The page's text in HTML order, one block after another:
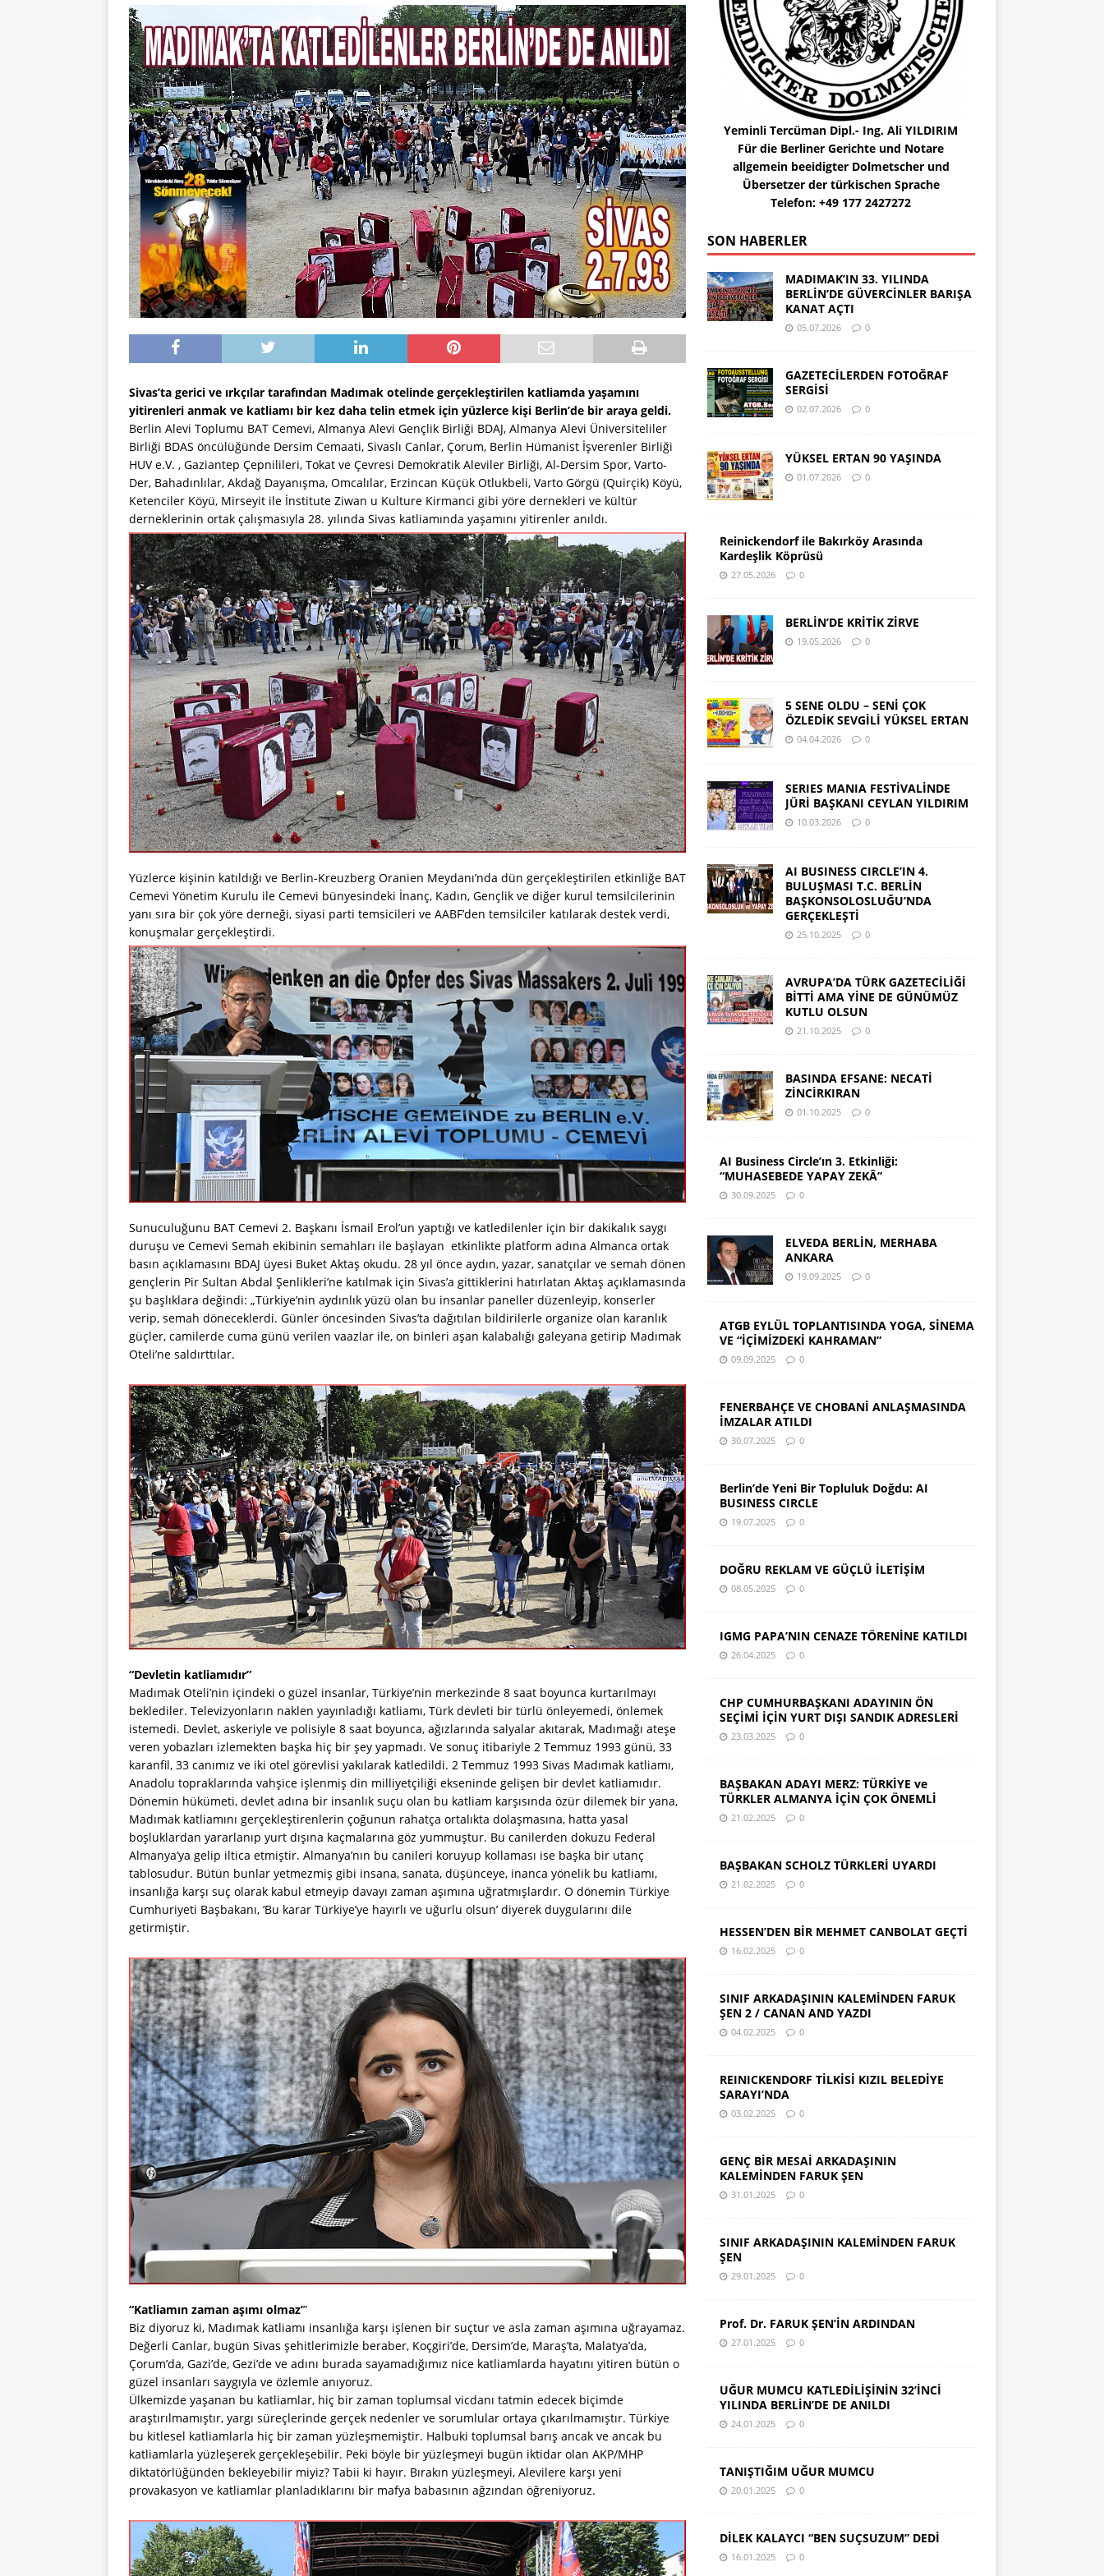
Sivas’ta gerici ve ırkçılar tarafından Madımak otelinde gerçekleştirilen katliamda yaşamını
yitirenleri anmak ve katliamı bir kez daha telin etmek için yüzlerce kişi Berlin’de bir araya geldi.
Berlin Alevi Toplumu BAT Cemevi, Almanya Alevi Gençlik Birliği BDAJ, Almanya Alevi Üniversiteliler
Birliği BDAS öncülüğünde Dersim Cemaati, Sivaslı Canlar, Çorum, Berlin Hümanist İşverenler Birliği
HUV e.V. , Gaziantep Çepnilileri, Tokat ve Çevresi Demokratik Aleviler Birliği, Al-Dersim Spor, Varto-
Der, Bahadınlılar, Akdağ Dayanışma, Omcalılar, Erzincan Küçük Otlukbeli, Varto Görgü (Quirçik) Köyü,
Ketenciler Köyü, Mirseyit ile İnstitute Ziwan u Kulture Kirmanci gibi yöre dernekleri ve kültür
derneklerinin ortak çalışmasıyla 28. yılında Sivas katliamında yaşamını yitirenler anıldı.
Yüzlerce kişinin katıldığı ve Berlin-Kreuzberg Oranien Meydanı’nda dün gerçekleştirilen etkinliğe BAT
Cemevi Yönetim Kurulu ile Cemevi bünyesindeki İnanç, Kadın, Gençlik ve diğer kurul temsilcilerinin
yanı sıra bir çok yöre derneği, siyasi parti temsicileri ve AABF’den temsilciler katılarak destek verdi,
konuşmalar gerçekleştirdi.
Sunuculuğunu BAT Cemevi 2. Başkanı İsmail Erol’un yaptığı ve katledilenler için bir dakikalık saygı
duruşu ve Cemevi Semah ekibinin semahları ile başlayan etkinlikte platform adına Almanca ortak
basın açıklamasını BDAJ üyesi Buket Aktaş okudu. 28 yıl önce aydın, yazar, sanatçılar ve semah dönen
gençlerin Pir Sultan Abdal Şenlikleri’ne katılmak için Sivas’a gittiklerini hatırlatan Aktaş açıklamasında
şu başlıklara değindi: „Türkiye’nin aydınlık yüzü olan bu insanlar paneller düzenleyip, konserler
verip, semah döneceklerdi. Günler öncesinden Sivas’ta dağıtılan bildirilerle organize olan karanlık
güçler, camilerde cuma günü verilen vaazlar ile, on binleri aşan kalabalığı galeyana getirip Madımak
Oteli’ne saldırttılar.
“Devletin katliamıdır”
Madımak Oteli’nin içindeki o güzel insanlar, Türkiye’nin merkezinde 8 saat boyunca kurtarılmayı
beklediler. Televizyonların naklen yayınladığı katliamı, Türk devleti bir türlü önleyemedi, önlemek
istemedi. Devlet, askeriyle ve polisiyle 8 saat boyunca, ağızlarında salyalar akıtarak, Madımağı ateşe
veren yobazları izlemekten başka hiç bir şey yapmadı. Ve sonuç itibariyle 2 Temmuz 1993 günü, 33
karanfil, 33 canımız ve iki otel görevlisi yakılarak katledildi. 2 Temmuz 1993 Sivas Madımak katliamı,
Anadolu topraklarında vahşice işlenmiş din milliyetçiliği ekseninde gelişen bir devlet katliamıdır.
Dönemin hükümeti, devlet adına bir insanlık suçu olan bu katliam karşısında özür dilemek bir yana,
Madımak katliamını gerçekleştirenlerin çoğunun rahatça ortalıkta dolaşmasına, hatta yasal
boşluklardan yararlanıp yurt dışına kaçmalarına göz yummuştur. Bu canilerden dokuzu Federal
Almanya’ya gelip iltica etmiştir. Almanya’nın bu canileri koruyup kollaması ise başka bir utanç
tablosudur. Bütün bunlar yetmezmiş gibi insana, sanata, düşünceye, inanca yönelik bu katliamı,
insanlığa karşı suç olarak kabul etmeyip davayı zaman aşımına uğratmışlardır. O dönemin Türkiye
Cumhuriyeti Başbakanı, ‘Bu karar Türkiye’ye hayırlı ve uğurlu olsun’ diyerek duygularını dile
getirmiştir.
“Katliamın zaman aşımı olmaz’”
Biz diyoruz ki, Madımak katliamı insanlığa karşı işlenen bir suçtur ve asla zaman aşımına uğrayamaz.
Değerli Canlar, bugün Sivas şehitlerimizle beraber, Koçgiri’de, Dersim’de, Maraş’ta, Malatya’da,
Çorum’da, Gazi’de, Gezi’de ve adını burada sayamadığımız nice katliamlarda hayatını yitiren bütün o
güzel insanları saygıyla ve özlemle anıyoruz.
Ülkemizde yaşanan bu katliamlar, hiç bir zaman toplumsal vicdanı tatmin edecek biçimde
araştırılmamıştır, yargı süreçlerinde gerçek nedenler ve sorumlular ortaya çıkarılmamıştır. Türkiye
bu kitlesel katliamlarla hiç bir zaman yüzleşmemiştir. Halbuki toplumsal barış ancak ve ancak bu
katliamlarla yüzleşerek gerçekleşebilir. Peki böyle bir yüzleşmeyi bugün iktidar olan AKP/MHP
diktatörlüğünden bekleyebilir miyiz? Tabii ki hayır. Bırakın yüzleşmeyi, Alevilere karşı yeni
provakasyon ve katliamlar planladıklarını bir mafya babasının ağzından öğreniyoruz.
Yeminli Tercüman Dipl.- Ing. Ali YILDIRIM
Für die Berliner Gerichte und Notare
allgemein beeidigter Dolmetscher und
Übersetzer der türkischen Sprache
Telefon: +49 177 2427272
SON HABERLER
MADIMAK’IN 33. YILINDA
BERLİN’DE GÜVERCİNLER BARIŞA
KANAT AÇTI
05.07.2026 0
GAZETECİLERDEN FOTOĞRAF
SERGİSİ
02.07.2026 0
YÜKSEL ERTAN 90 YAŞINDA
01.07.2026 0
Reinickendorf ile Bakırköy Arasında
Kardeşlik Köprüsü
27.05.2026 0
BERLİN’DE KRİTİK ZİRVE
19.05.2026 0
5 SENE OLDU – SENİ ÇOK
ÖZLEDİK SEVGİLİ YÜKSEL ERTAN
04.04.2026 0
SERIES MANIA FESTİVALİNDE
JÜRİ BAŞKANI CEYLAN YILDIRIM
10.03.2026 0
AI BUSINESS CIRCLE’IN 4.
BULUŞMASI T.C. BERLİN
BAŞKONSOLOSLUĞU’NDA
GERÇEKLEŞTİ
25.10.2025 0
AVRUPA’DA TÜRK GAZETECİLİĞİ
BİTTİ AMA YİNE DE GÜNÜMÜZ
KUTLU OLSUN
21.10.2025 0
BASINDA EFSANE: NECATİ
ZİNCİRKIRAN
01.10.2025 0
AI Business Circle’ın 3. Etkinliği:
“MUHASEBEDE YAPAY ZEKÂ”
30.09.2025 0
ELVEDA BERLİN, MERHABA
ANKARA
19.09.2025 0
ATGB EYLÜL TOPLANTISINDA YOGA, SİNEMA
VE “İÇİMİZDEKİ KAHRAMAN”
09.09.2025 0
FENERBAHÇE VE CHOBANİ ANLAŞMASINDA
İMZALAR ATILDI
30.07.2025 0
Berlin’de Yeni Bir Topluluk Doğdu: AI
BUSINESS CIRCLE
19.07.2025 0
DOĞRU REKLAM VE GÜÇLÜ İLETİŞİM
08.05.2025 0
IGMG PAPA’NIN CENAZE TÖRENİNE KATILDI
26.04.2025 0
CHP CUMHURBAŞKANI ADAYININ ÖN
SEÇİMİ İÇİN YURT DIŞI SANDIK ADRESLERİ
23.03.2025 0
BAŞBAKAN ADAYI MERZ: TÜRKİYE ve
TÜRKLER ALMANYA İÇİN ÇOK ÖNEMLİ
21.02.2025 0
BAŞBAKAN SCHOLZ TÜRKLERİ UYARDI
21.02.2025 0
HESSEN’DEN BİR MEHMET CANBOLAT GEÇTİ
16.02.2025 0
SINIF ARKADAŞININ KALEMİNDEN FARUK
ŞEN 2 / CANAN AND YAZDI
04.02.2025 0
REINICKENDORF TİLKİSİ KIZIL BELEDİYE
SARAYI’NDA
03.02.2025 0
GENÇ BİR MESAİ ARKADAŞININ
KALEMİNDEN FARUK ŞEN
31.01.2025 0
SINIF ARKADAŞININ KALEMİNDEN FARUK
ŞEN
29.01.2025 0
Prof. Dr. FARUK ŞEN’İN ARDINDAN
27.01.2025 0
UĞUR MUMCU KATLEDİLİŞİNİN 32’İNCİ
YILINDA BERLİN’DE DE ANILDI
24.01.2025 0
TANIŞTIĞIM UĞUR MUMCU
20.01.2025 0
DİLEK KALAYCI “BEN SUÇSUZUM” DEDİ
16.01.2025 0